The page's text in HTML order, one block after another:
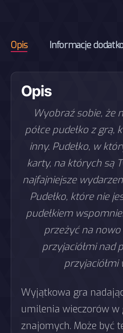
Opis Informacje
Opis
Wyobraź sobie, że
półce pudełko z grą,
inny. Pudełko, w
karty, na których są
najfajniejsze
Pudełko, które nie
pudełkiem
przeżyć na
przyjaciółmi nad
przyjaciółmi
Wyjątkowa gra
umilenia wieczorów w
znajomych. Może być